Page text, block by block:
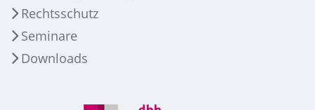
Rechtsschutz
Seminare
Downloads